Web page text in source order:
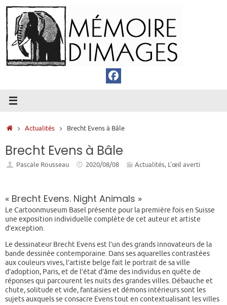
Passer
au
contenu
Accueil
Actualités Brecht Evens à Bâle
Brecht Evens à Bâle
Pascale Rousseau 2020/08/08 Actualités, L’œil averti
« Brecht Evens. Night Animals »
Le Cartoonmuseum Basel présente pour la première fois en Suisse
une exposition individuelle complète de cet auteur et artiste
d’exception.
Le dessinateur Brecht Evens est l’un des grands innovateurs de la
bande dessinée contemporaine. Dans ses aquarelles contrastées
aux couleurs vives, l’artiste belge fait le portrait de sa ville
d’adoption, Paris, et de l’état d’âme des individus en quête de
réponses qui parcourent les nuits des grandes villes. Débauche et
chute, solitude et vide, fantaisies et démons intérieurs sont les
sujets auxquels se consacre Evens tout en contextualisant les villes